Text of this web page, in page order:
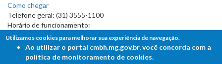
Como chegar
Telefone geral: (31) 3555-1100
Horário de funcionamento:
7h às 19h
Utilizamos cookies para melhorar sua experiência de navegação.
Ao utilizar o portal cmbh.mg.gov.br, você concorda com a
política de monitoramento de cookies.